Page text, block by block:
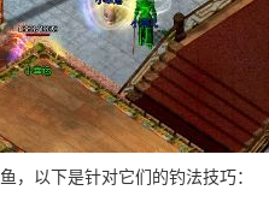
，以下是针对它们的钓法技巧：